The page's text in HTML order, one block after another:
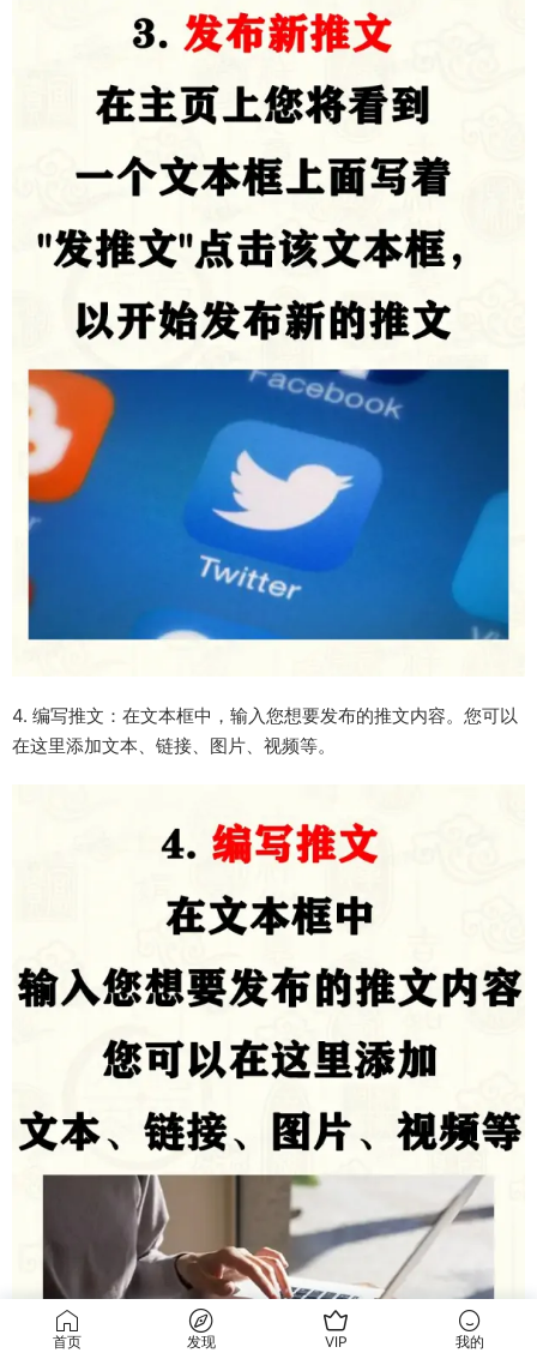
4. 编写推文：在文本框中，输入您想要发布的推文内容。您可以
在这里添加文本、链接、图片、视频等。
首页 发现 VIP 我的